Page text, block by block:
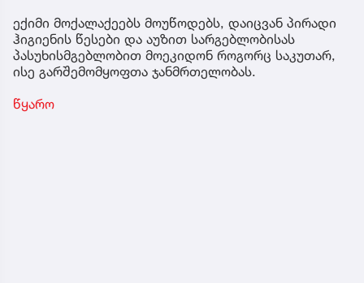
ექიმი მოქალაქეებს მოუწოდებს, დაიცვან პირადი
ჰიგიენის წესები და აუზით სარგებლობისას
პასუხისმგებლობით მოეკიდონ როგორც საკუთარ,
ისე გარშემომყოფთა ჯანმრთელობას.
წყარო